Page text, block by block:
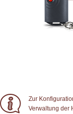
Zur
Verwaltung der